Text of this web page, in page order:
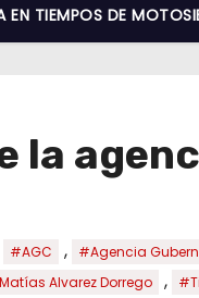
TIEMPOS DE
la
#AGC , #Agencia
Alvarez Dorrego ,